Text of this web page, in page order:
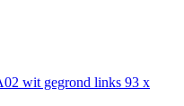
wit gegrond links 93 x